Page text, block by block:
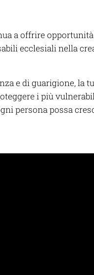
a offrire
ecclesiali nella
e di guarigione, la
i più
persona possa